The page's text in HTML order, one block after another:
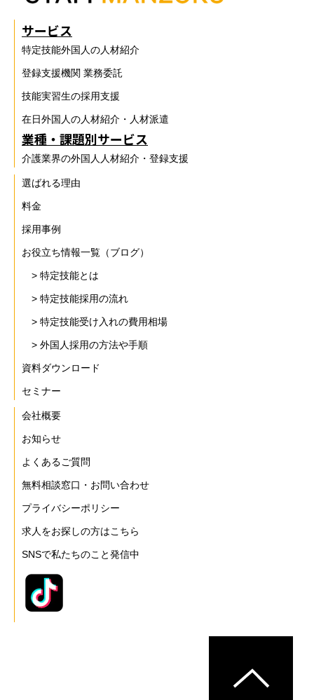
サービス
特定技能外国人の人材紹介
登録支援機関 業務委託
技能実習生の採用支援
在日外国人の人材紹介・人材派遣
業種・課題別サービス
介護業界の外国人人材紹介・登録支援
選ばれる理由
料金
採用事例
お役立ち情報一覧（ブログ）
> 特定技能とは
> 特定技能採用の流れ
> 特定技能受け入れの費用相場
> 外国人採用の方法や手順
資料ダウンロード
セミナー
会社概要
お知らせ
よくあるご質問
無料相談窓口・お問い合わせ
プライバシーポリシー
求人をお探しの方はこちら
SNSで私たちのこと発信中